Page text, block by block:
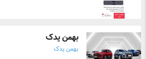
بهمن یدک
بهمن یدک